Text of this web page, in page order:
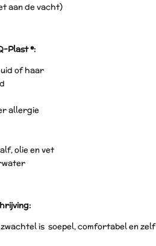
aan de vacht)
Plast ®:
of haar
allergie
olie en vet
zwachtel is soepel, comfortabel en zelf